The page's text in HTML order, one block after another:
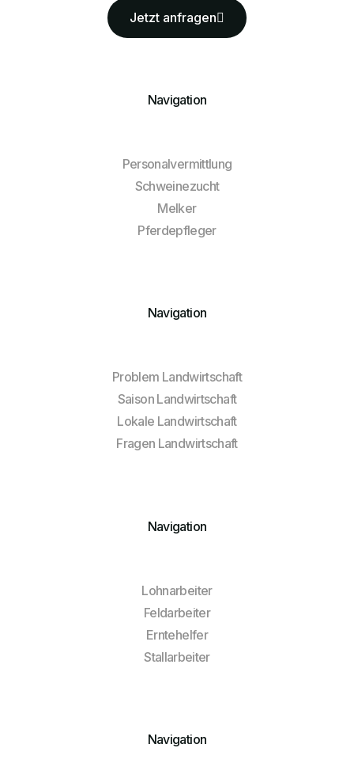
Jetzt anfragen
Navigation
Personalvermittlung
Schweinezucht
Melker
Pferdepfleger
Navigation
Problem Landwirtschaft
Saison Landwirtschaft
Lokale Landwirtschaft
Fragen Landwirtschaft
Navigation
Lohnarbeiter
Feldarbeiter
Erntehelfer
Stallarbeiter
Navigation